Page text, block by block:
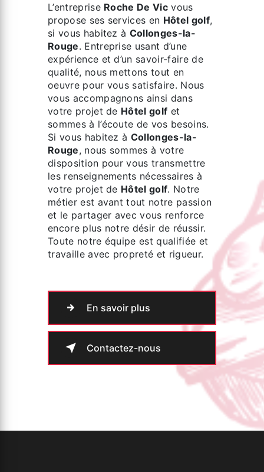
L’entreprise Roche De Vic vous
propose ses services en Hôtel golf,
si vous habitez à Collonges-la-
Rouge. Entreprise usant d’une
expérience et d’un savoir-faire de
qualité, nous mettons tout en
oeuvre pour vous satisfaire. Nous
vous accompagnons ainsi dans
votre projet de Hôtel golf et
sommes à l’écoute de vos besoins.
Si vous habitez à Collonges-la-
Rouge, nous sommes à votre
disposition pour vous transmettre
les renseignements nécessaires à
votre projet de Hôtel golf. Notre
métier est avant tout notre passion
et le partager avec vous renforce
encore plus notre désir de réussir.
Toute notre équipe est qualifiée et
travaille avec propreté et rigueur.
En savoir plus
Contactez-nous